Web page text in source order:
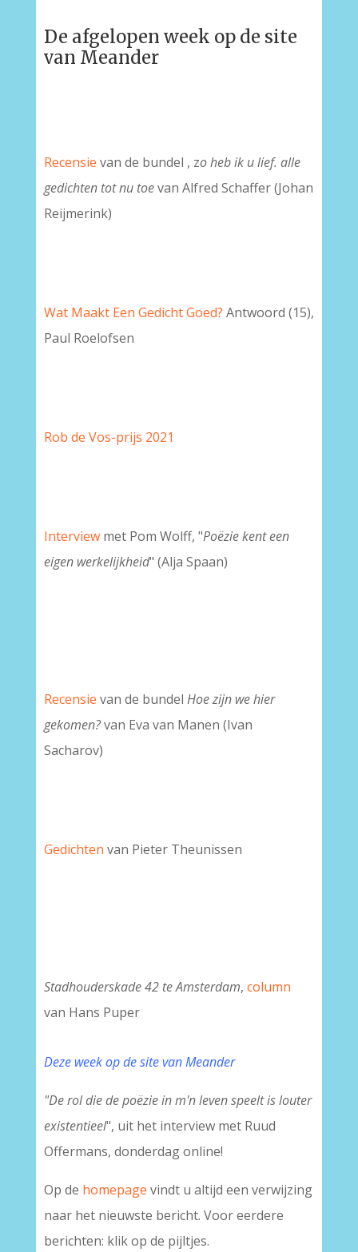
De afgelopen week op de site
van Meander
Recensie van de bundel , zo heb ik u lief. alle
gedichten totnu toevan Alfred Schaffer (Johan
Reijmerink)
Wat Maakt Een Gedicht Goed? Antwoord (15),
Paul Roelofsen
Rob de Vos-prijs 2021
Interviewmet Pom Wolff, "Poëzie kent een
eigen werkelijkheid" (Alja Spaan)
Recensie van de bundel Hoe zijn we hier
gekomen?van Eva van Manen (Ivan
Sacharov)
Gedichten van Pieter Theunissen
Stadhouderskade 42 te Amsterdam, column
van Hans Puper
Deze week op de site van Meander
"De rol die de poëzie in m'n leven speelt is louter
existentieel", uit het interview met Ruud
Offermans, donderdag online!
Op de homepage vindt u altijd een verwijzing
naar het nieuwste bericht. Voor eerdere
berichten: klik op de pijltjes.